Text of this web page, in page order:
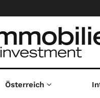
Österreich